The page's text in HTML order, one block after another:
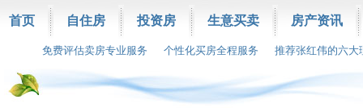
首页 自住房 投资房 生意买卖 房产资讯
免费评估卖房专业服务 个性化买房全程服务 推荐张红伟的六大